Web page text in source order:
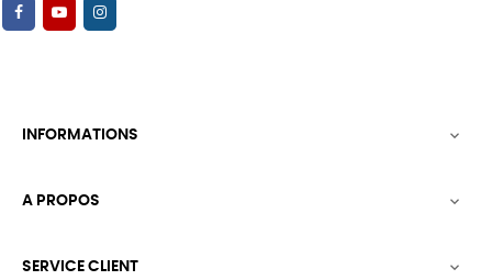
INFORMATIONS 
A PROPOS 
SERVICE CLIENT 